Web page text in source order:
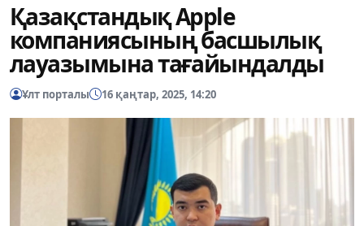
Қазақстандық Apple
компаниясының басшылық
лауазымына тағайындалды
Ұлт порталы 16 қаңтар, 2025, 14:20